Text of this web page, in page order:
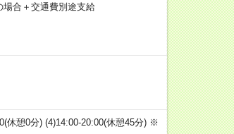
合＋交通費別途支給
休憩0分) (4)14:00-20:00(休憩45分) ※